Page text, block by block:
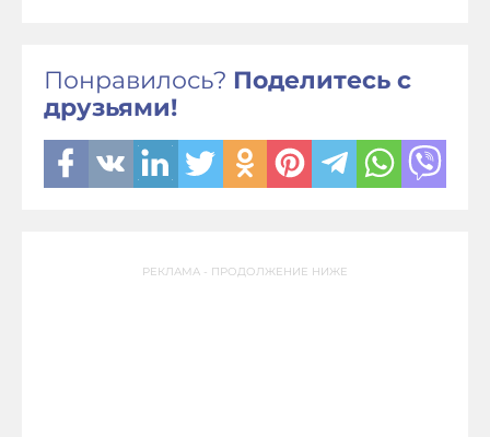
Понравилось? Поделитесь с
друзьями!
РЕКЛАМА - ПРОДОЛЖЕНИЕ НИЖЕ